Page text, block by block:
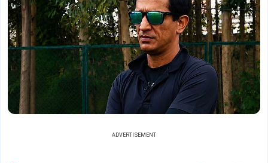
ADVERTISEMENT